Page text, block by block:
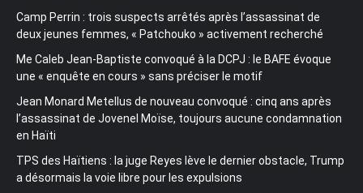
Camp Perrin : trois suspects arrêtés après l’assassinat de
deux jeunes femmes, « Patchouko » activement recherché
Me Caleb Jean-Baptiste convoqué à la DCPJ : le BAFE évoque
une « enquête en cours » sans préciser le motif
Jean Monard Metellus de nouveau convoqué : cinq ans après
l’assassinat de Jovenel Moïse, toujours aucune condamnation
en Haïti
TPS des Haïtiens : la juge Reyes lève le dernier obstacle, Trump
a désormais la voie libre pour les expulsions